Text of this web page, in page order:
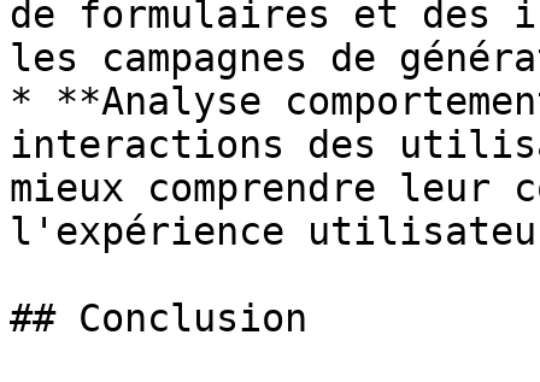
de formulaires et des
les campagnes de
* **Analyse
interactions des
mieux comprendre leur
l'expérience
## Conclusion